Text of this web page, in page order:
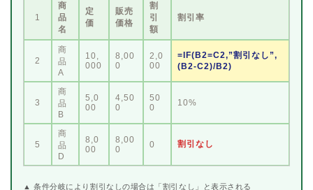
1
商
品
名
定
価
販売
価格
割
引
額
割引率
2
商
品
A
10,
000
8,00
0
2,0
00
=IF(B2=C2,”割引なし”,
(B2-C2)/B2)
3
商
品
B
5,0
00
4,50
0
50
0
10%
5
商
品
D
8,0
00
8,00
0
0 割引なし
▲ 条件分岐により割引なしの場合は「割引なし」と表示される